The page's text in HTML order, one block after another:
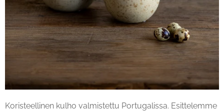
Koristeellinen kulho valmistettu Portugalissa. Esittelemme